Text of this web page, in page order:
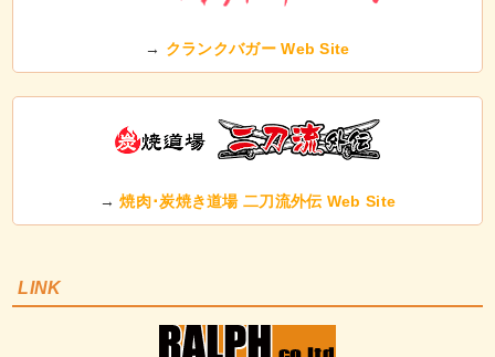
→ クランクバガー Web Site
→焼肉･炭焼き道場 二刀流外伝 Web Site
LINK